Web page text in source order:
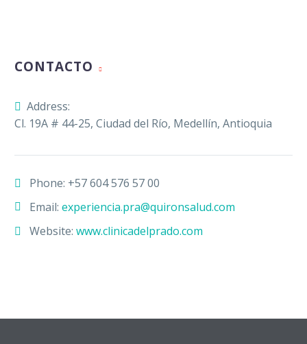
CONTACTO
Address:
Cl. 19A # 44-25, Ciudad del Río, Medellín, Antioquia
Phone: +57 604 576 57 00
Email: experiencia.pra@quironsalud.com
Website: www.clinicadelprado.com